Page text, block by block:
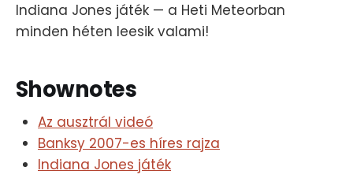
Indiana Jones játék — a Heti Meteorban
minden héten leesik valami!
Shownotes
Az ausztrál videó
Banksy 2007-es híres rajza
Indiana Jones játék